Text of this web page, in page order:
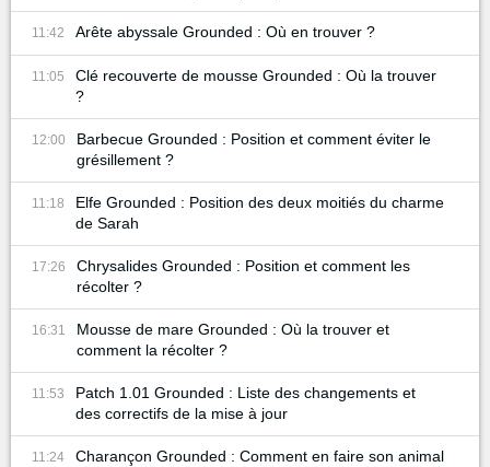
11:42 Arête abyssale Grounded : Où en trouver ?
11:05
Clé recouverte de mousse Grounded : Où la trouver
?
12:00
Barbecue Grounded : Position et comment éviter le
grésillement ?
11:18
Elfe Grounded : Position des deux moitiés du charme
de Sarah
17:26
Chrysalides Grounded : Position et comment les
récolter ?
16:31
Mousse de mare Grounded : Où la trouver et
comment la récolter ?
11:53
Patch 1.01 Grounded : Liste des changements et
des correctifs de la mise à jour
11:24
Charançon Grounded : Comment en faire son animal